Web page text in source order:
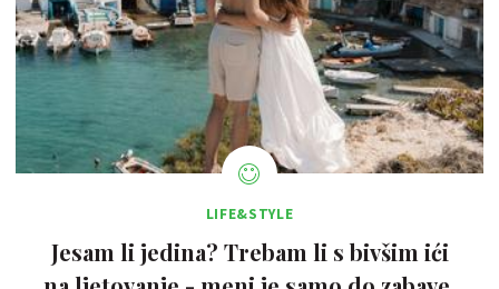
LIFE&STYLE
Jesam li jedina? Trebam li s bivšim ići